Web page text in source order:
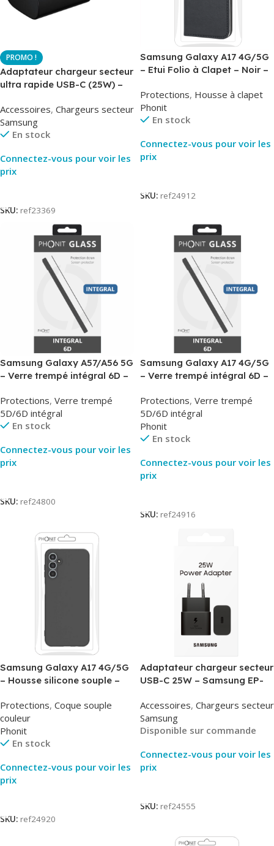
Adaptateur chargeur secteur
ultra rapide USB-C (25W) –
TA800
Accessoires, Chargeurs secteur
Samsung
En stock
Connectez-vous pour voir les
prix
SKU: ref23369
Samsung Galaxy A17 4G/5G
– Etui Folio à Clapet – Noir –
Protections, Housse à clapet
Phonit
En stock
Connectez-vous pour voir les
prix
SKU: ref24912
Samsung Galaxy A57/A56 5G
– Verre trempé intégral 6D –
Protections, Verre trempé
5D/6D intégral
En stock
Connectez-vous pour voir les
prix
SKU: ref24800
Samsung Galaxy A17 4G/5G
– Verre trempé intégral 6D –
Protections, Verre trempé
5D/6D intégral
Phonit
En stock
Connectez-vous pour voir les
prix
SKU: ref24916
Samsung Galaxy A17 4G/5G
– Housse silicone souple –
Protections, Coque souple
couleur
Phonit
En stock
Connectez-vous pour voir les
prix
SKU: ref24920
Adaptateur chargeur secteur
USB-C 25W – Samsung EP-
Packaging Original
Accessoires, Chargeurs secteur
Samsung
Disponible sur commande
Connectez-vous pour voir les
prix
SKU: ref24555